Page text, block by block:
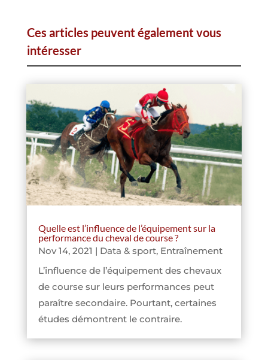
Ces articles peuvent également vous
intéresser
Quelle est l’influence de l’équipement sur la
performance du cheval de course ?
Nov 14, 2021 | Data & sport, Entraînement
L’influence de l’équipement des chevaux
de course sur leurs performances peut
paraître secondaire. Pourtant, certaines
études démontrent le contraire.